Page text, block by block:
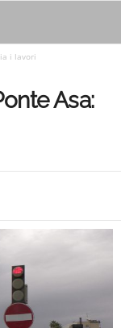
i lavori
Asa: